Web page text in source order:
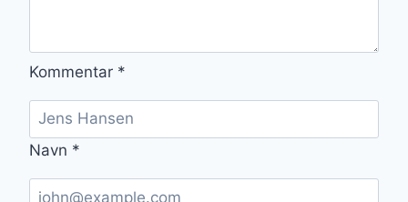
Kommentar *
Navn *